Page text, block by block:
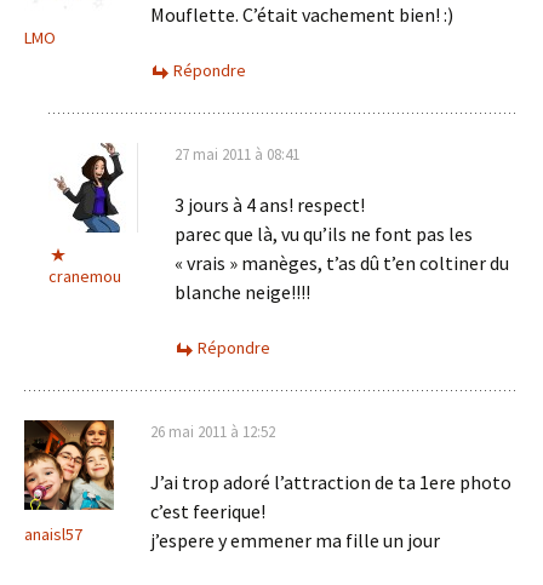
LMO
Mouflette. C’était vachement bien! :)
Répondre
cranemou
27 mai 2011 à 08:41
3 jours à 4 ans! respect!
parec que là, vu qu’ils ne font pas les
« vrais » manèges, t’as dû t’en coltiner du
blanche neige!!!!
Répondre
anaisl57
26 mai 2011 à 12:52
J’ai trop adoré l’attraction de ta 1ere photo
c’est feerique!
j’espere y emmener ma fille un jour